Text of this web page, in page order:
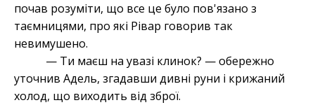
почав розуміти, що все це було пов'язано з
таємницями, про які Рівар говорив так
невимушено.
— Ти маєш на увазі клинок? — обережно
уточнив Адель, згадавши дивні руни і крижаний
холод, що виходить від зброї.